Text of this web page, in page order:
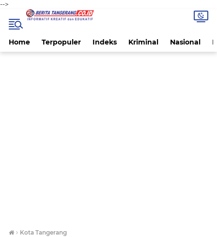
-->
Home Terpopuler Indeks Kriminal Nasional
› Kota Tangerang